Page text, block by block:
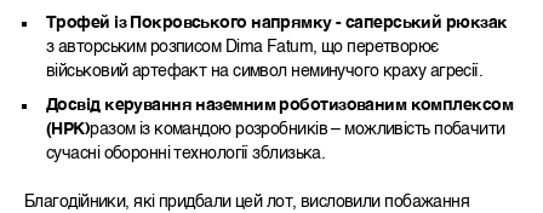
Трофей із Покровського напрямку - саперський рюкзак
з авторським розписом Dima Fatum, що перетворює
військовий артефакт на символ неминучого краху агресії.
Досвід керування наземним роботизованим комплексом
(НРК)разом із командою розробників – можливість побачити
сучасні оборонні технології зблизька.
Благодійники, які придбали цей лот, висловили побажання